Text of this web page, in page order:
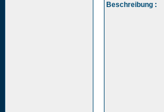
Beschreibung :